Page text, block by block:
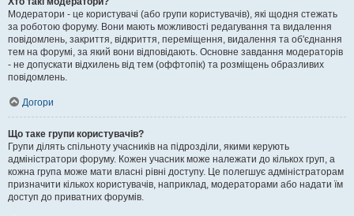
Модератори - це користувачі (або групи користувачів), які щодня стежать
за роботою форуму. Вони мають можливості редагування та видалення
повідомлень, закриття, відкриття, переміщення, видалення та об'єднання
тем на форумі, за який вони відповідають. Основне завдання модераторів
- не допускати відхилень від тем (оффтопік) та розміщень образливих
повідомлень.
Догори
Що таке групи користувачів?
Групи ділять спільноту учасників на підрозділи, якими керують
адміністратори форуму. Кожен учасник може належати до кількох груп, а
кожна група може мати власні рівні доступу. Це полегшує адміністраторам
призначити кількох користувачів, наприклад, модераторами або надати їм
доступ до приватних форумів.